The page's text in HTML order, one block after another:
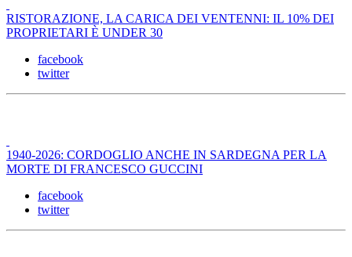
RISTORAZIONE, LA CARICA DEI VENTENNI: IL 10% DEI
PROPRIETARI È UNDER 30
facebook
twitter
1940-2026: CORDOGLIO ANCHE IN SARDEGNA PER LA
MORTE DI FRANCESCO GUCCINI
facebook
twitter